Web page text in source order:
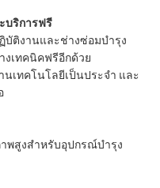
บริการฟรี
บัติงานและช่างซ่อมบำรุง
งเทคนิคฟรีอีกด้วย
เทคโนโลยีเป็นประจำ และ
พสูงสำหรับอุปกรณ์บำรุง